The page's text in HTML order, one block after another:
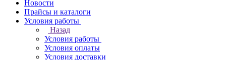
Новости
Прайсы и каталоги
Условия работы
Назад
Условия работы
Условия оплаты
Условия доставки